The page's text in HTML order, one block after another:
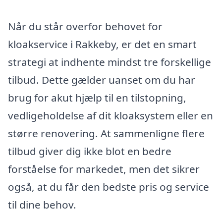
Når du står overfor behovet for
kloakservice i Rakkeby, er det en smart
strategi at indhente mindst tre forskellige
tilbud. Dette gælder uanset om du har
brug for akut hjælp til en tilstopning,
vedligeholdelse af dit kloaksystem eller en
større renovering. At sammenligne flere
tilbud giver dig ikke blot en bedre
forståelse for markedet, men det sikrer
også, at du får den bedste pris og service
til dine behov.